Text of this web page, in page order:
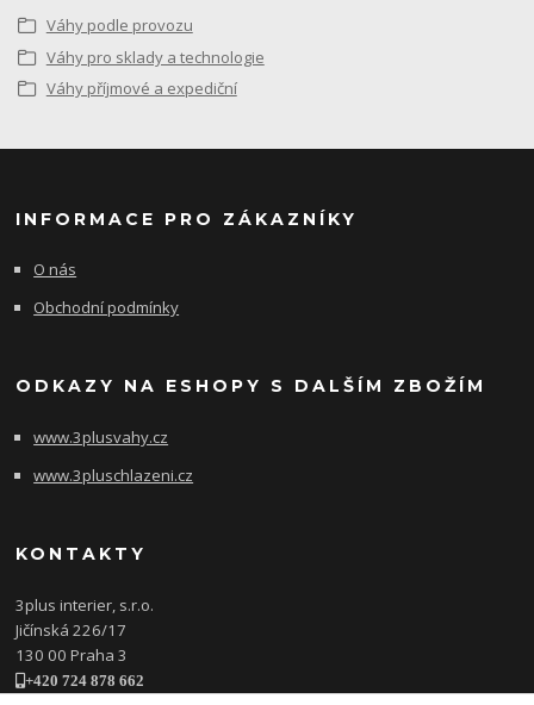
Váhy podle provozu
Váhy pro sklady a technologie
Váhy příjmové a expediční
INFORMACE PRO ZÁKAZNÍKY
O nás
Obchodní podmínky
ODKAZY NA ESHOPY S DALŠÍM ZBOŽÍM
www.3plusvahy.cz
www.3pluschlazeni.cz
KONTAKTY
3plus interier, s.r.o.
Jičínská 226/17
130 00 Praha 3
+420 724 878 662